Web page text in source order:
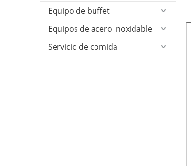
Equipo de buffet
Equipos de acero inoxidable
Servicio de comida